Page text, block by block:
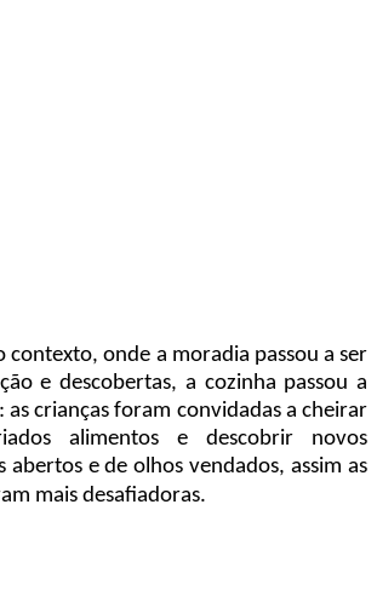
contexto, onde a moradia passou a ser
e descobertas, a cozinha passou a
crianças foram convidadas a cheirar
alimentos e descobrir novos
abertos e de olhos vendados, assim as
mais desafiadoras.